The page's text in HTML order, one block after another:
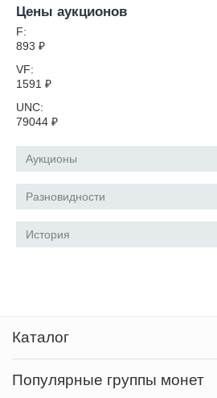
Цены аукционов
F:
893 ₽
VF:
1591 ₽
UNC:
79044 ₽
Аукционы
Разновидности
История
Каталог
Популярные группы монет